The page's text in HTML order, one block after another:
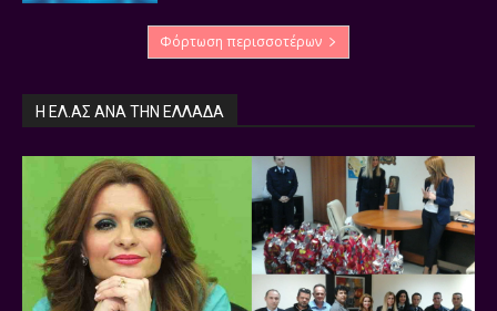
Φόρτωση περισσοτέρων
Η ΕΛ.ΑΣ ΑΝΆ ΤΗΝ ΕΛΛΆΔΑ